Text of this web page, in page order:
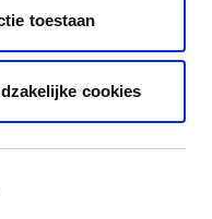
toestaan
cookies
Word klant